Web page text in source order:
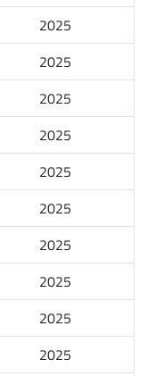
2025
2025
2025
2025
2025
2025
2025
2025
2025
2025